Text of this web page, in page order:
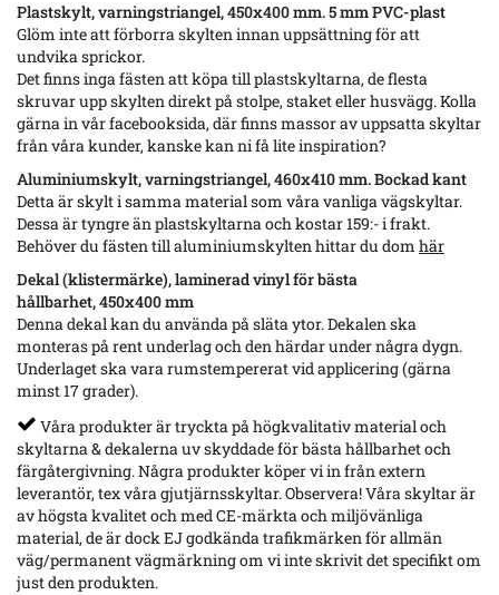
Plastskylt, varningstriangel, 450x400 mm. 5 mm PVC-plast
Glöm inte att förborra skylten innan uppsättning för att
undvika sprickor.
Det finns inga fästen att köpa till plastskyltarna, de flesta
skruvar upp skylten direkt på stolpe, staket eller husvägg. Kolla
gärna in vår facebooksida, där finns massor av uppsatta skyltar
från våra kunder, kanske kan ni få lite inspiration?
Aluminiumskylt, varningstriangel, 460x410 mm. Bockad kant
Detta är skylt i samma material som våra vanliga vägskyltar.
Dessa är tyngre än plastskyltarna och kostar 159:- i frakt.
Behöver du fästen till aluminiumskylten hittar du dom här
Dekal (klistermärke), laminerad vinyl för bästa
hållbarhet, 450x400 mm
Denna dekal kan du använda på släta ytor. Dekalen ska
monteras på rent underlag och den härdar under några dygn.
Underlaget ska vara rumstempererat vid applicering (gärna
minst 17 grader).
Våra produkter är tryckta på högkvalitativ material och
skyltarna & dekalerna uv skyddade för bästa hållbarhet och
färgåtergivning. Några produkter köper vi in från extern
leverantör, tex våra gjutjärnsskyltar. Observera! Våra skyltar är
av högsta kvalitet och med CE-märkta och miljövänliga
material, de är dock EJ godkända trafikmärken för allmän
väg/permanent vägmärkning om vi inte skrivit det specifikt om
just den produkten.